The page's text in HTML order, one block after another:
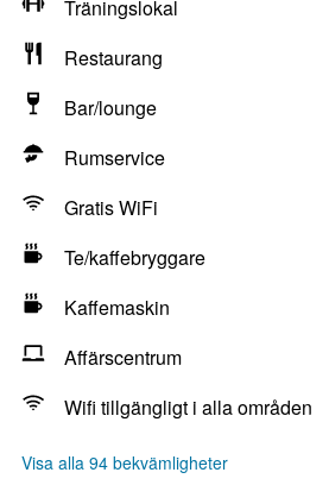
Träningslokal
Restaurang
Bar/lounge
Rumservice
Gratis WiFi
Te/kaffebryggare
Kaffemaskin
Affärscentrum
Wifi tillgängligt i alla områden
Visa alla 94 bekvämligheter